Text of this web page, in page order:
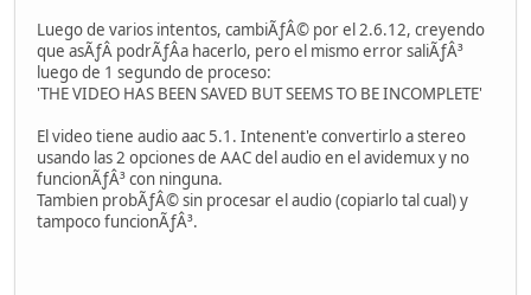
Luego de varios intentos, cambiÃƒÂ© por el 2.6.12, creyendo
que asÃƒÂ­ podrÃƒÂ­a hacerlo, pero el mismo error saliÃƒÂ³
luego de 1 segundo de proceso:
'THE VIDEO HAS BEEN SAVED BUT SEEMS TO BE INCOMPLETE'
El video tiene audio aac 5.1. Intenent'e convertirlo a stereo
usando las 2 opciones de AAC del audio en el avidemux y no
funcionÃƒÂ³ con ninguna.
Tambien probÃƒÂ© sin procesar el audio (copiarlo tal cual) y
tampoco funcionÃƒÂ³.